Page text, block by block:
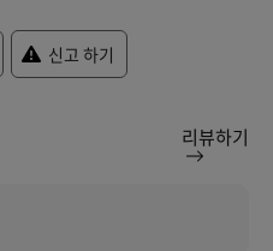
신고 하기
리뷰하기